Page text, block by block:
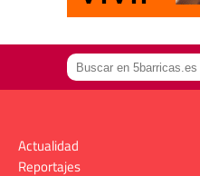
Actualidad
Reportajes